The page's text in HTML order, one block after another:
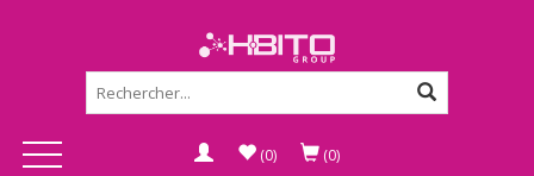
(0) (0)